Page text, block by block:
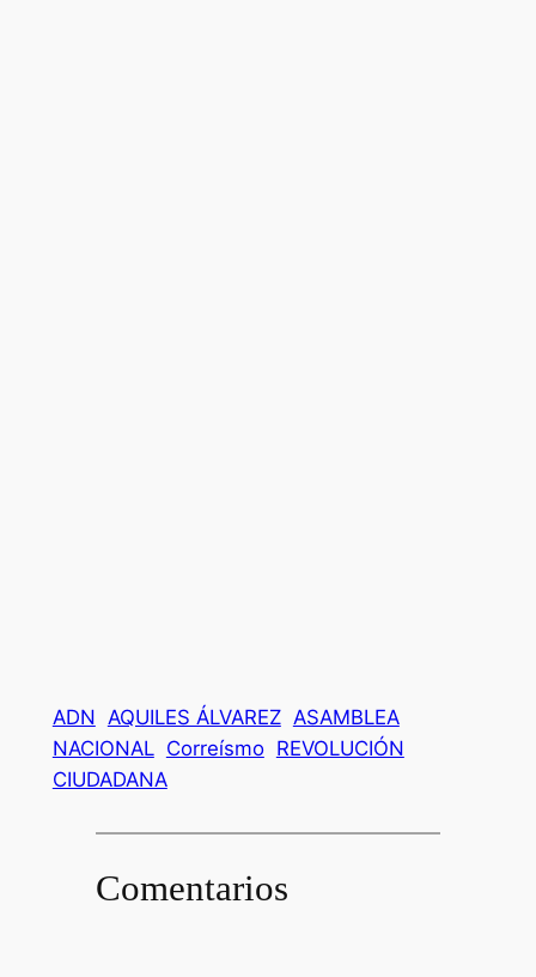
ADN AQUILES ÁLVAREZ ASAMBLEA
NACIONAL Correísmo REVOLUCIÓN
CIUDADANA
Comentarios